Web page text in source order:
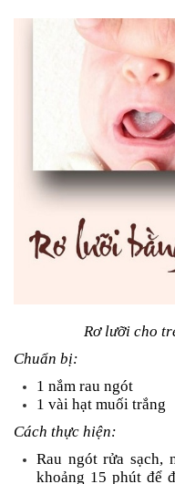
Rơ lưỡi cho
Chuẩn bị:
1 nắm rau ngót
1 vài hạt muối trắng
Cách thực hiện:
Rau ngót rửa sạch,
khoảng 15 phút để